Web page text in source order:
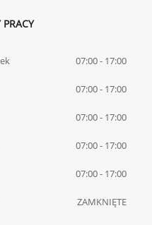
07:00 - 17:00
07:00 - 17:00
07:00 - 17:00
07:00 - 17:00
07:00 - 17:00
ZAMKNIĘTE